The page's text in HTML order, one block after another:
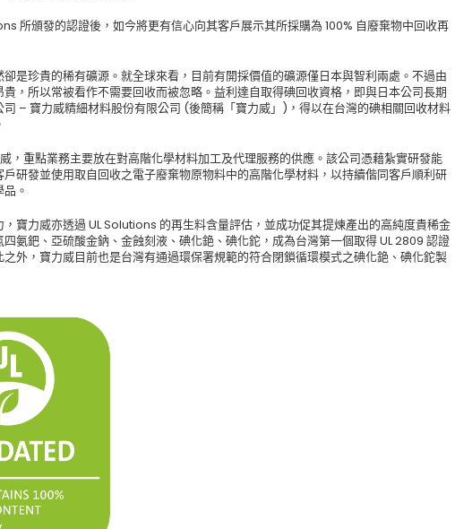
所頒發的認證後，如今將更有信心向其客戶展示其所採購為 100% 自廢棄物中回收再
是珍貴的稀有礦源。就全球來看，目前有開採價值的礦源僅日本與智利兩處。不過由
，所以常被看作不需要回收而被忽略。益利達自取得碘回收資格，即與日本公司長期
– 寶力威精細材料股份有限公司 (後簡稱「寶力威」)，得以在台灣的碘相關回收材料
，重點業務主要放在對高階化學材料加工及代理服務的供應。該公司憑藉紮實研發能
研發並使用取自回收之電子廢棄物原物料中的高階化學材料，以持續偕同客戶順利研
。
寶力威亦透過 UL Solutions 的再生料含量評估，並成功促其提煉產出的高純度貴稀金
氨鈀、亞硫酸金鈉、金蝕刻液、碘化銫、碘化鉈，成為台灣第一個取得 UL 2809 認證
外，寶力威目前也是台灣有通過環保署規範的符合閉鎖循環模式之碘化銫、碘化鉈製